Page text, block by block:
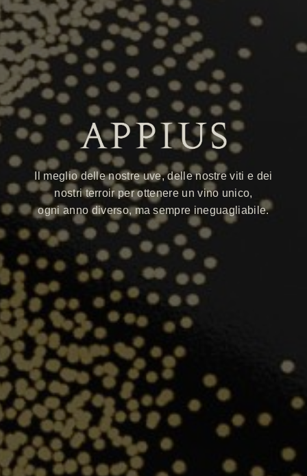
Il meglio delle nostre uve, delle nostre viti e dei
nostri terroir per ottenere un vino unico,
ogni anno diverso, ma sempre ineguagliabile.